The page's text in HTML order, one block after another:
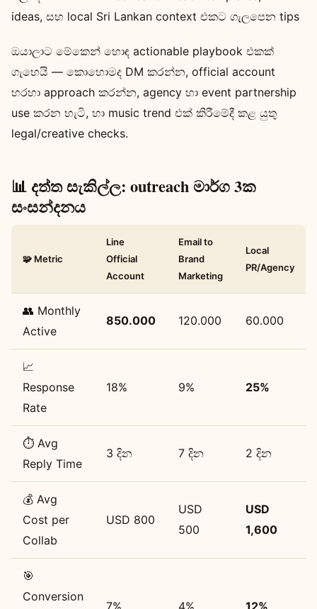
ideas, සහ local Sri Lankan context එකට ගැලපෙන tips
ඔයාලාට මේකෙන් හොඳ actionable playbook එකක්
ගැහෙයි — කොහොමද DM කරන්න, official account
හරහා approach කරන්න, agency හා event partnership
use කරන හැටි, හා music trend එක් කිරීමේදී කළ යුතු
legal/creative checks.
📊 දත්ත සැකිල්ල: outreach මාර්ග 3ක
සංසන්දනය
🧩 Metric
Line
Official
Account
Email to
Brand
Marketing
Local
PR/Agency
👥 Monthly
Active
850.000 120.000 60.000
📈
Response
Rate
18% 9% 25%
⏱️ Avg
Reply Time
3 දින 7 දින 2 දින
💰 Avg
Cost per
Collab
USD 800
USD
500
USD
1,600
🎯
Conversion
7% 4% 12%